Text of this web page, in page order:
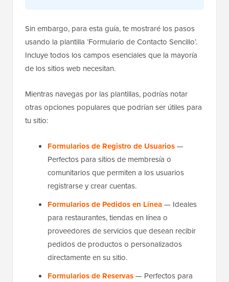
Sin embargo, para esta guía, te mostraré los pasos
usando la plantilla ‘Formulario de Contacto Sencillo’.
Incluye todos los campos esenciales que la mayoría
de los sitios web necesitan.
Mientras navegas por las plantillas, podrías notar
otras opciones populares que podrían ser útiles para
tu sitio:
Formularios de Registro de Usuarios—
Perfectos para sitios de membresía o
comunitarios que permiten a los usuarios
registrarse y crear cuentas.
Formularios de Pedidos en Línea— Ideales
para restaurantes, tiendas en línea o
proveedores de servicios que desean recibir
pedidos de productos o personalizados
directamente en su sitio.
Formularios de Reservas— Perfectos para